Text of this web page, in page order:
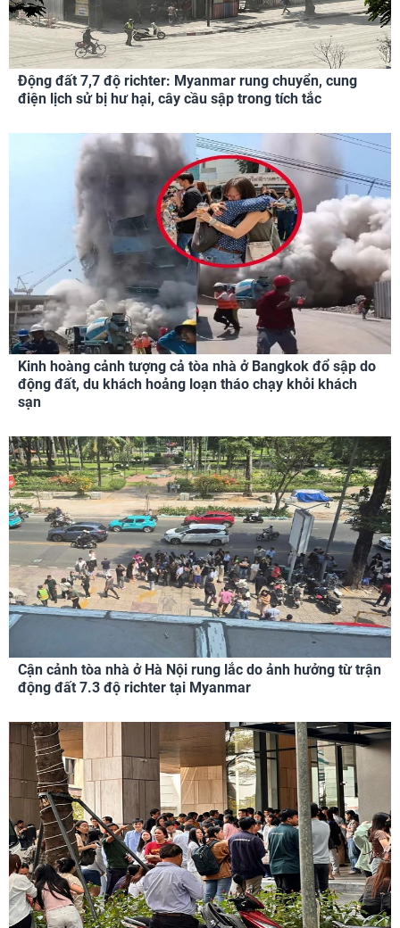
Động đất 7,7 độ richter: Myanmar rung chuyển, cung
điện lịch sử bị hư hại, cây cầu sập trong tích tắc
Kinh hoàng cảnh tượng cả tòa nhà ở Bangkok đổ sập do
động đất, du khách hoảng loạn tháo chạy khỏi khách
sạn
Cận cảnh tòa nhà ở Hà Nội rung lắc do ảnh hưởng từ trận
động đất 7.3 độ richter tại Myanmar